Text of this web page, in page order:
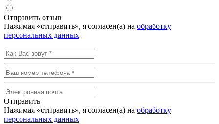
Отправить отзыв
Нажимая «отправить», я согласен(а) на обработку
персональных данных
Отправить
Нажимая «отправить», я согласен(а) на обработку
персональных данных